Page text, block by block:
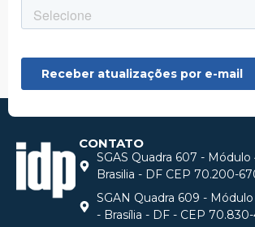
CONTATO
SGAS Quadra 607 - Módulo
Brasilia - DF CEP 70.200-
SGAN Quadra 609 -
- Brasília - DF - CEP 70.830-